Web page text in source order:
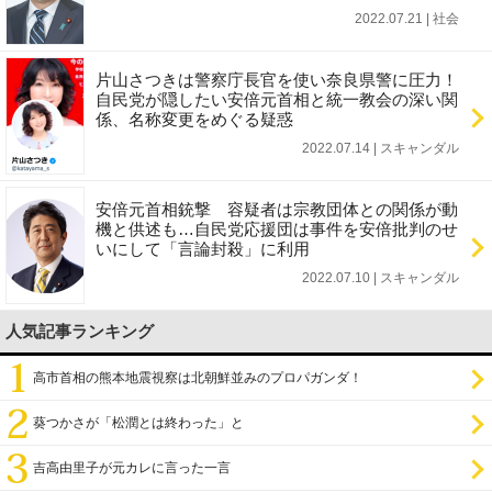
2022.07.21 | 社会
片山さつきは警察庁長官を使い奈良県警に圧力！
自民党が隠したい安倍元首相と統一教会の深い関
係、名称変更をめぐる疑惑
2022.07.14 | スキャンダル
安倍元首相銃撃 容疑者は宗教団体との関係が動
機と供述も…自民党応援団は事件を安倍批判のせ
いにして「言論封殺」に利用
2022.07.10 | スキャンダル
人気記事ランキング
高市首相の熊本地震視察は北朝鮮並みのプロパガンダ！
葵つかさが「松潤とは終わった」と
吉高由里子が元カレに言った一言